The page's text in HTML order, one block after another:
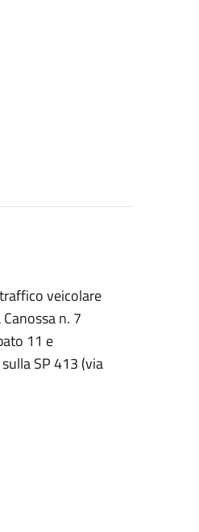
veicolare
n. 7
11 e
SP 413 (via